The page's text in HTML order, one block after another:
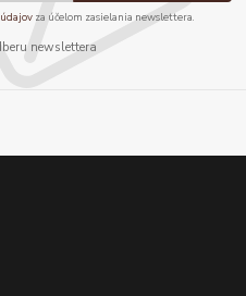
za účelom zasielania newslettera.
newslettera